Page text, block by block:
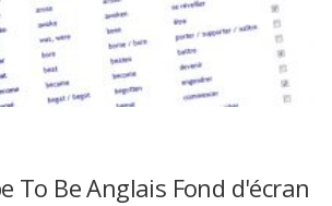
To Be Anglais Fond d'écran